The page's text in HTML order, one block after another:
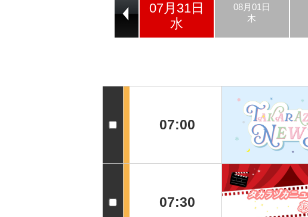
07月31日
水
08月01日
木
07:00
07:30